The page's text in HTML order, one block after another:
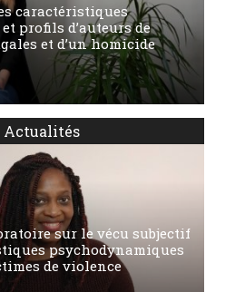
caractéristiques
profils d’auteurs de
et d’un homicide
Actualités
sur le vécu subjectif
psychodynamiques
de violence